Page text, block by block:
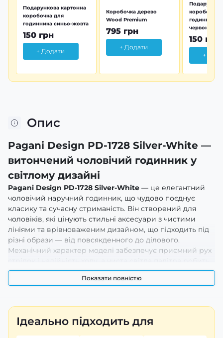
Подарункова картонна
коробочка для
годинника синьо-жовта
150 грн
+ Додати
Коробочка дерево
Wood Premium
795 грн
+ Додати
коробочка
годинника
червона
150 грн
+
Опис
Pagani Design PD-1728 Silver-White —
витончений чоловічий годинник у
світлому дизайні
Pagani Design PD-1728 Silver-White — це елегантний
чоловічий наручний годинник, що чудово поєднує
класику та сучасну стриманість. Він створений для
чоловіків, які цінують стильні аксесуари з чистими
лініями та врівноваженим дизайном, що підходить під
різні образи — від повсякденного до ділового.
Механічний характер моделі забезпечує приємний рух
стрілок і надійність ходу, а чиста світла палітра робить
цей годинник універсальним елементом гардеробу,
здатним гармонійно вписуватися у життя сучасної
Переваги та особливості
Показати повністю
Ідеально підходить для